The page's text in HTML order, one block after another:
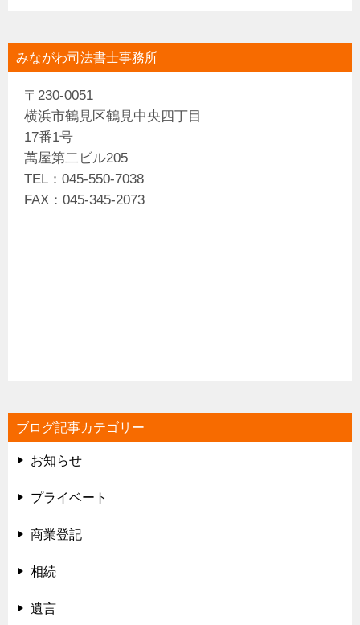
みながわ司法書士事務所
〒230-0051
横浜市鶴見区鶴見中央四丁目
17番1号
萬屋第二ビル205
TEL：045-550-7038
FAX：045-345-2073
ブログ記事カテゴリー
お知らせ
プライベート
商業登記
相続
遺言